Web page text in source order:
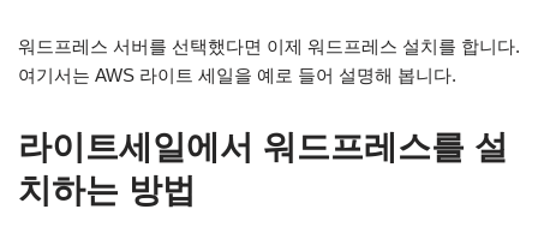
워드프레스 서버를 선택했다면 이제 워드프레스 설치를 합니다.
여기서는 AWS 라이트 세일을 예로 들어 설명해 봅니다.
라이트세일에서 워드프레스를 설
치하는 방법